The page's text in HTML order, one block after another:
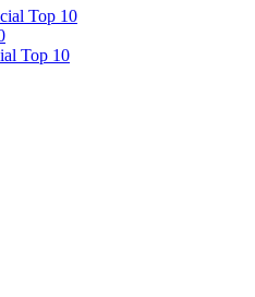
Top 10
Top 10